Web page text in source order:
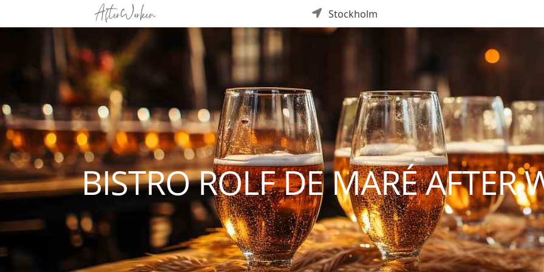
Stockholm
BISTRO ROLF DE MARÉ AFTER